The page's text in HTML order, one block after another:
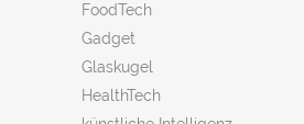
FoodTech
Gadget
Glaskugel
HealthTech